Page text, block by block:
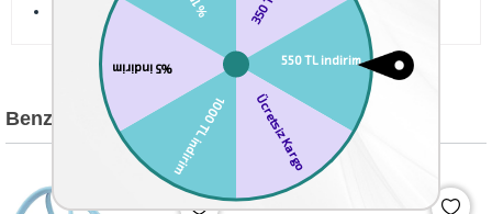
Düzenli yıkama 30° tavsiye edilir.
Benzer Ürünler